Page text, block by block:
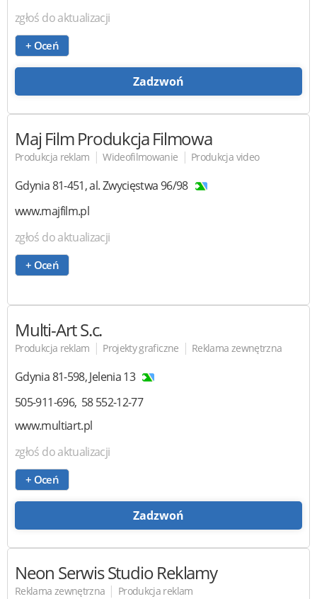
zgłoś do aktualizacji
+ Oceń
Zadzwoń
Maj FilmProdukcja Filmowa
Produkcja reklam | Wideofilmowanie | Produkcja video
Gdynia81-451,al. Zwycięstwa 96/98
www.majfilm.pl
zgłoś do aktualizacji
+ Oceń
Multi-ArtS.c.
Produkcja reklam | Projekty graficzne | Reklama zewnętrzna
Gdynia81-598,Jelenia 13
505-911-696 58 552-12-77
www.multiart.pl
zgłoś do aktualizacji
+ Oceń
Zadzwoń
Neon SerwisStudio Reklamy
Reklama zewnętrzna | Produkcja reklam